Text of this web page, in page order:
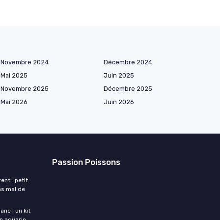
Novembre 2024
Décembre 2024
Mai 2025
Juin 2025
Novembre 2025
Décembre 2025
Mai 2026
Juin 2026
: petit
mal de
: un kit
Passion Poissons